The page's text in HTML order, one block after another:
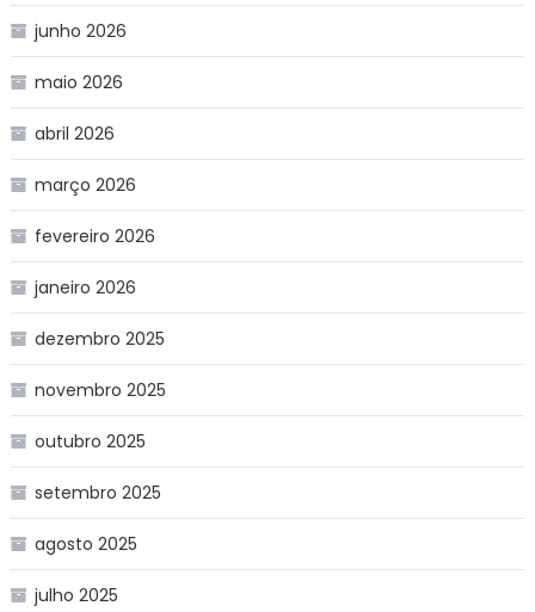
junho 2026
maio 2026
abril 2026
março 2026
fevereiro 2026
janeiro 2026
dezembro 2025
novembro 2025
outubro 2025
setembro 2025
agosto 2025
julho 2025